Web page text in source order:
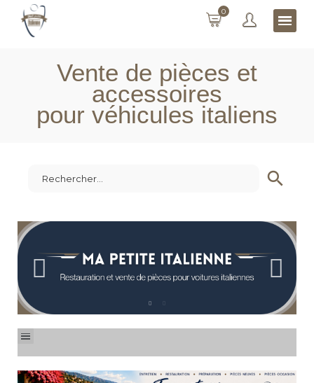
0
Vente de pièces et
accessoires
pour véhicules italiens